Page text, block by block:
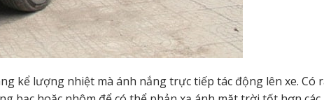
kể lượng nhiệt mà ánh nắng trực tiếp tác động lên xe. Có